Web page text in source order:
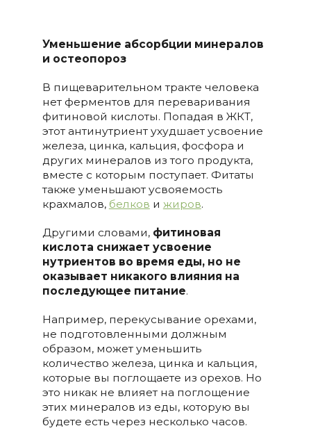
Уменьшение абсорбции минералов
и остеопороз
В пищеварительном тракте человека
нет ферментов для переваривания
фитиновой кислоты. Попадая в ЖКТ,
этот антинутриент ухудшает усвоение
железа, цинка, кальция, фосфора и
других минералов из того продукта,
вместе с которым поступает. Фитаты
также уменьшают усвояемость
крахмалов, белков и жиров.
Другими словами, фитиновая
кислота снижает усвоение
нутриентов во время еды, но не
оказывает никакого влияния на
последующее питание.
Например, перекусывание орехами,
не подготовленными должным
образом, может уменьшить
количество железа, цинка и кальция,
которые вы поглощаете из орехов. Но
это никак не влияет на поглощение
этих минералов из еды, которую вы
будете есть через несколько часов.